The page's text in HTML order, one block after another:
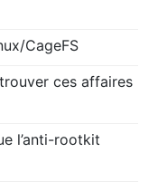
CageFS
ces affaires
l’anti-rootkit